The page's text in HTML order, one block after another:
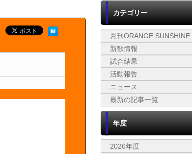
カテゴリー
月刊ORANGE SUNSHINE
新歓情報
試合結果
活動報告
ニュース
最新の記事一覧
年度
2026年度